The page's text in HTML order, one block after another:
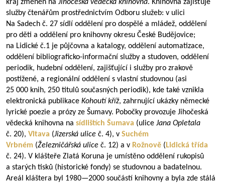
kraj změněn na Jihočeská vědecká knihovna. Knihovna zajišťuje
služby čtenářům prostřednictvím Odboru služeb: v ulici
Na Sadech č. 27 sídlí oddělení pro dospělé a mládež, oddělení
pro děti a oddělení pro knihovny okresu České Budějovice;
na Lidické č.1 je půjčovna a katalogy, oddělení automatizace,
oddělení bibliograficko-informační služby a studoven, oddělení
periodik, hudební oddělení, zajišťující i služby pro zrakově
postižené, a regionální oddělení s vlastní studovnou (asi
25 000 knih, 250 titulů současných periodik), kde také vznikla
elektronická publikace Kohoutí kříž, zahrnující ukázky německé
lyrické poezie a prózy ze Šumavy. Pobočky provozuje Jihočeská
vědecká knihovna na sídlištích Šumava (ulice Jana Opletala
č. 20), Vltava (Jizerská ulice č. 4), v Suchém
Vrbném (Železničářská ulice č. 12) a v Rožnově ( Lidická třída
č. 24). V klášteře Zlatá Koruna je umístěno oddělení rukopisů
a starých tisků (historické fondy) se studovnou a badatelnou.
Areál kláštera byl 1980—2000 součástí knihovny a byla zde stálá